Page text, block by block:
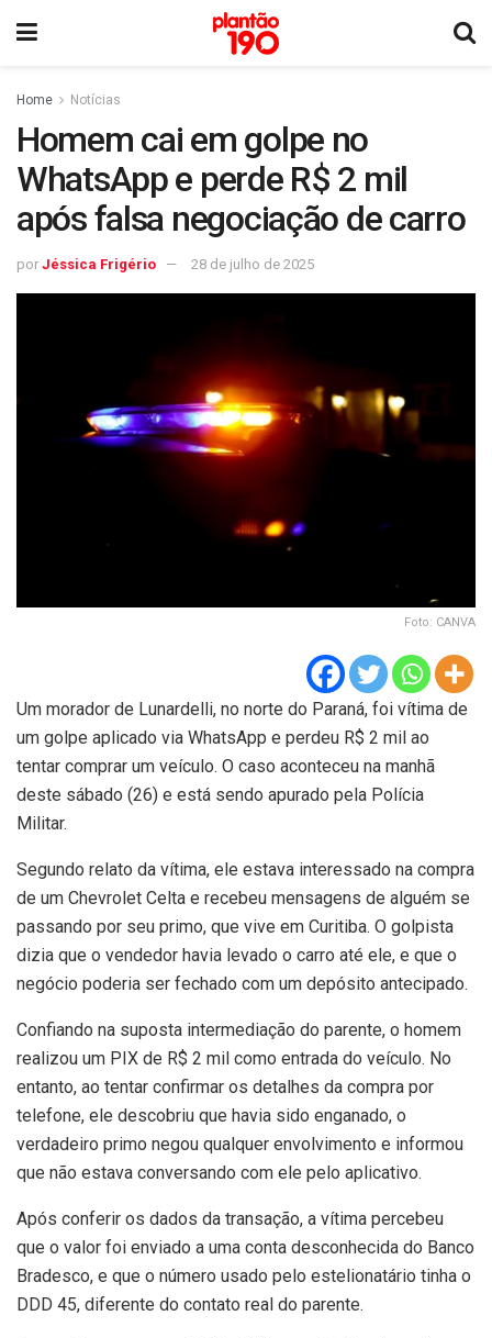
Home Notícias
Homem cai em golpe no
WhatsApp e perde R$ 2 mil
após falsa negociação de carro
por Jéssica Frigério 28 de julho de 2025
Foto: CANVA
Um morador de Lunardelli, no norte do Paraná, foi vítima de
um golpe aplicado via WhatsApp e perdeu R$ 2 mil ao
tentar comprar um veículo. O caso aconteceu na manhã
deste sábado (26) e está sendo apurado pela Polícia
Militar.
Segundo relato da vítima, ele estava interessado na compra
de um Chevrolet Celta e recebeu mensagens de alguém se
passando por seu primo, que vive em Curitiba. O golpista
dizia que o vendedor havia levado o carro até ele, e que o
negócio poderia ser fechado com um depósito antecipado.
Confiando na suposta intermediação do parente, o homem
realizou um PIX de R$ 2 mil como entrada do veículo. No
entanto, ao tentar confirmar os detalhes da compra por
telefone, ele descobriu que havia sido enganado, o
verdadeiro primo negou qualquer envolvimento e informou
que não estava conversando com ele pelo aplicativo.
Após conferir os dados da transação, a vítima percebeu
que o valor foi enviado a uma conta desconhecida do Banco
Bradesco, e que o número usado pelo estelionatário tinha o
DDD 45, diferente do contato real do parente.